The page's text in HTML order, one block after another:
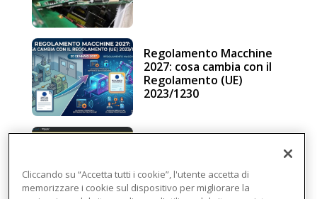
Regolamento Macchine
2027: cosa cambia con il
Regolamento (UE)
2023/1230
intelligenza in cloud
Cliccando su “Accetta tutti i cookie”, l'utente accetta di
memorizzare i cookie sul dispositivo per migliorare la